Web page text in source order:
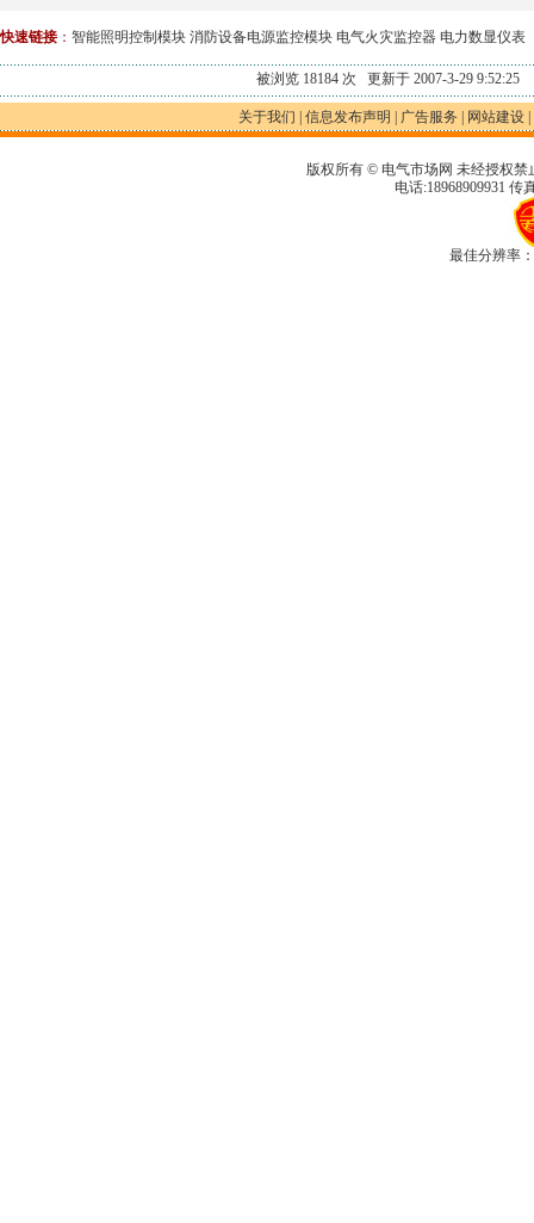
快速链接： 智能照明控制模块 消防设备电源监控模块 电气火灾监控器 电力数显仪表
被浏览 18184 次 更新于 2007-3-29 9:52:25
关于我们 信息发布声明 广告服务 网站建设
版权所有 © 电气市场网 未经授权
电话:18968909931 传
最佳分辨率